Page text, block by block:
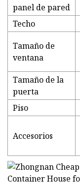
panel de pared
Techo
Tamaño de
ventana
Tamaño de la
puerta
Piso
Accesorios